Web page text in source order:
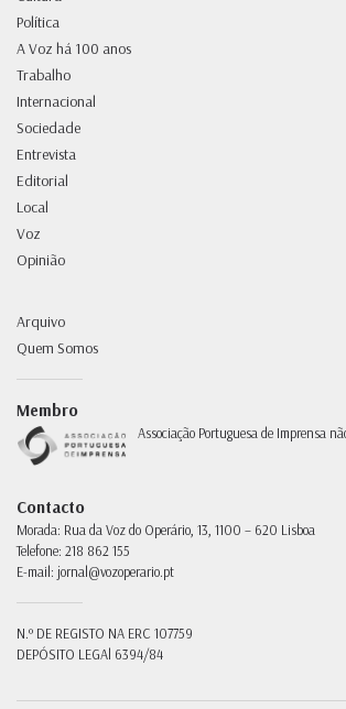
Política
A Voz há 100 anos
Trabalho
Internacional
Sociedade
Entrevista
Editorial
Local
Voz
Opinião
Arquivo
Quem Somos
Membro
Associação Portuguesa de Imprensa
Contacto
Morada: Rua da Voz do Operário, 13, 1100 – 620 Lisboa
Telefone: 218 862 155
E-mail: jornal@vozoperario.pt
N.º DE REGISTO NA ERC 107759
DEPÓSITO LEGAl 6394/84